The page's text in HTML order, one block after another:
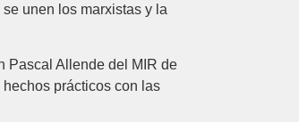
unen los marxistas y la
Pascal Allende del MIR de
prácticos con las